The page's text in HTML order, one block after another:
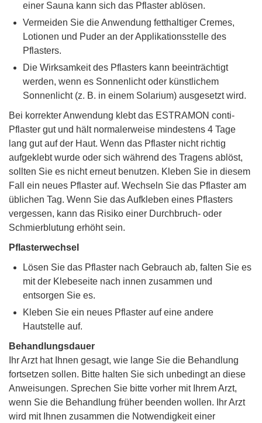
einer Sauna kann sich das Pflaster ablösen.
Vermeiden Sie die Anwendung fetthaltiger Cremes,
Lotionen und Puder an der Applikationsstelle des
Pflasters.
Die Wirksamkeit des Pflasters kann beeinträchtigt
werden, wenn es Sonnenlicht oder künstlichem
Sonnenlicht (z. B. in einem Solarium) ausgesetzt wird.
Bei korrekter Anwendung klebt das ESTRAMON conti-
Pflaster gut und hält normalerweise mindestens 4 Tage
lang gut auf der Haut. Wenn das Pflaster nicht richtig
aufgeklebt wurde oder sich während des Tragens ablöst,
sollten Sie es nicht erneut benutzen. Kleben Sie in diesem
Fall ein neues Pflaster auf. Wechseln Sie das Pflaster am
üblichen Tag. Wenn Sie das Aufkleben eines Pflasters
vergessen, kann das Risiko einer Durchbruch- oder
Schmierblutung erhöht sein.
Pflasterwechsel
Lösen Sie das Pflaster nach Gebrauch ab, falten Sie es
mit der Klebeseite nach innen zusammen und
entsorgen Sie es.
Kleben Sie ein neues Pflaster auf eine andere
Hautstelle auf.
Behandlungsdauer
Ihr Arzt hat Ihnen gesagt, wie lange Sie die Behandlung
fortsetzen sollen. Bitte halten Sie sich unbedingt an diese
Anweisungen. Sprechen Sie bitte vorher mit Ihrem Arzt,
wenn Sie die Behandlung früher beenden wollen. Ihr Arzt
wird mit Ihnen zusammen die Notwendigkeit einer